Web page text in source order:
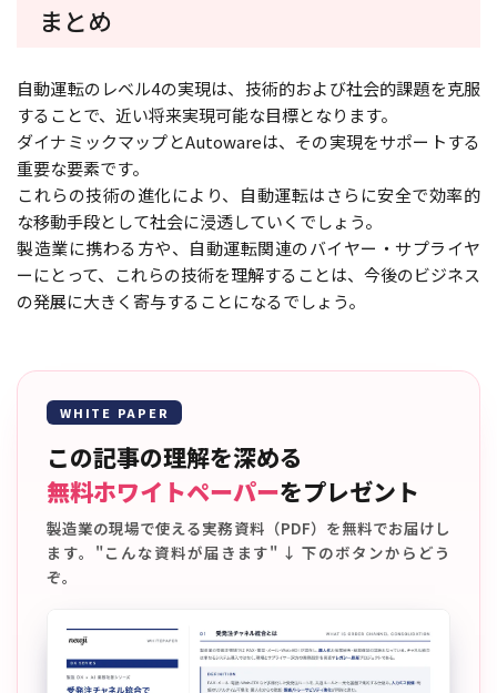
まとめ
自動運転のレベル4の実現は、技術的および社会的課題を克服
することで、近い将来実現可能な目標となります。
ダイナミックマップとAutowareは、その実現をサポートする
重要な要素です。
これらの技術の進化により、自動運転はさらに安全で効率的
な移動手段として社会に浸透していくでしょう。
製造業に携わる方や、自動運転関連のバイヤー・サプライヤ
ーにとって、これらの技術を理解することは、今後のビジネス
の発展に大きく寄与することになるでしょう。
WHITE PAPER
この記事の理解を深める
無料ホワイトペーパーをプレゼント
製造業の現場で使える実務資料（PDF）を無料でお届けし
ます。"こんな資料が届きます" ↓ 下のボタンからどう
ぞ。